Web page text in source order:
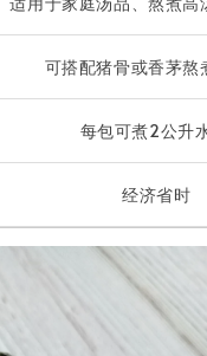
可搭配猪骨或香茅熬
每包可煮2公升
经济省时